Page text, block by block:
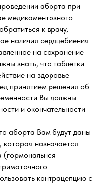
аборта при
медикаментозного
к врачу,
наличия сердцебиения
на сохранение
знать, что таблетки
на здоровье
принятием решения об
Вы должны
и окончательности
аборта Вам будут даны
которая назначается
(гормональная
контрацепцию с